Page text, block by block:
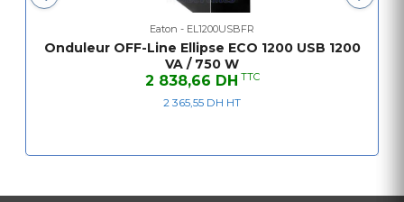
Eaton - EL1200USBFR
Onduleur OFF-Line Ellipse ECO 1200 USB 1200
VA / 750 W
2 838,66 DH TTC
2 365,55 DH HT